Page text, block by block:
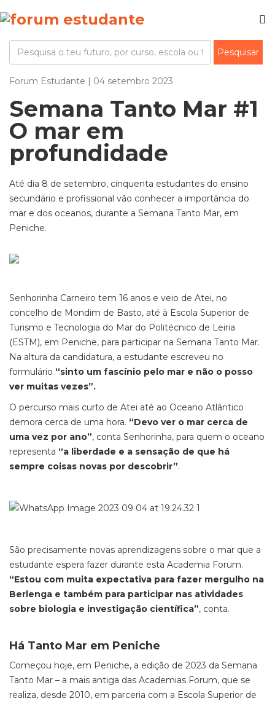
Forum Estudante | 04 setembro 2023
Semana Tanto Mar #1
O mar em
profundidade
Até dia 8 de setembro, cinquenta estudantes do ensino
secundário e profissional vão conhecer a importância do
mar e dos oceanos, durante a Semana Tanto Mar, em
Peniche.
Senhorinha Carneiro tem 16 anos e veio de Atei, no
concelho de Mondim de Basto, até à Escola Superior de
Turismo e Tecnologia do Mar do Politécnico de Leiria
(ESTM), em Peniche, para participar na Semana Tanto Mar.
Na altura da candidatura, a estudante escreveu no
formulário “sinto um fascínio pelo mar e não o posso
ver muitas vezes”.
O percurso mais curto de Atei até ao Oceano Atlântico
demora cerca de uma hora. “Devo ver o mar cerca de
uma vez por ano”, conta Senhorinha, para quem o oceano
representa “a liberdade e a sensação de que há
sempre coisas novas por descobrir”.
São precisamente novas aprendizagens sobre o mar que a
estudante espera fazer durante esta Academia Forum.
“Estou com muita expectativa para fazer mergulho na
Berlenga e também para participar nas atividades
sobre biologia e investigação científica”, conta.
Há Tanto Mar em Peniche
Começou hoje, em Peniche, a edição de 2023 da Semana
Tanto Mar – a mais antiga das Academias Forum, que se
realiza, desde 2010, em parceria com a Escola Superior de